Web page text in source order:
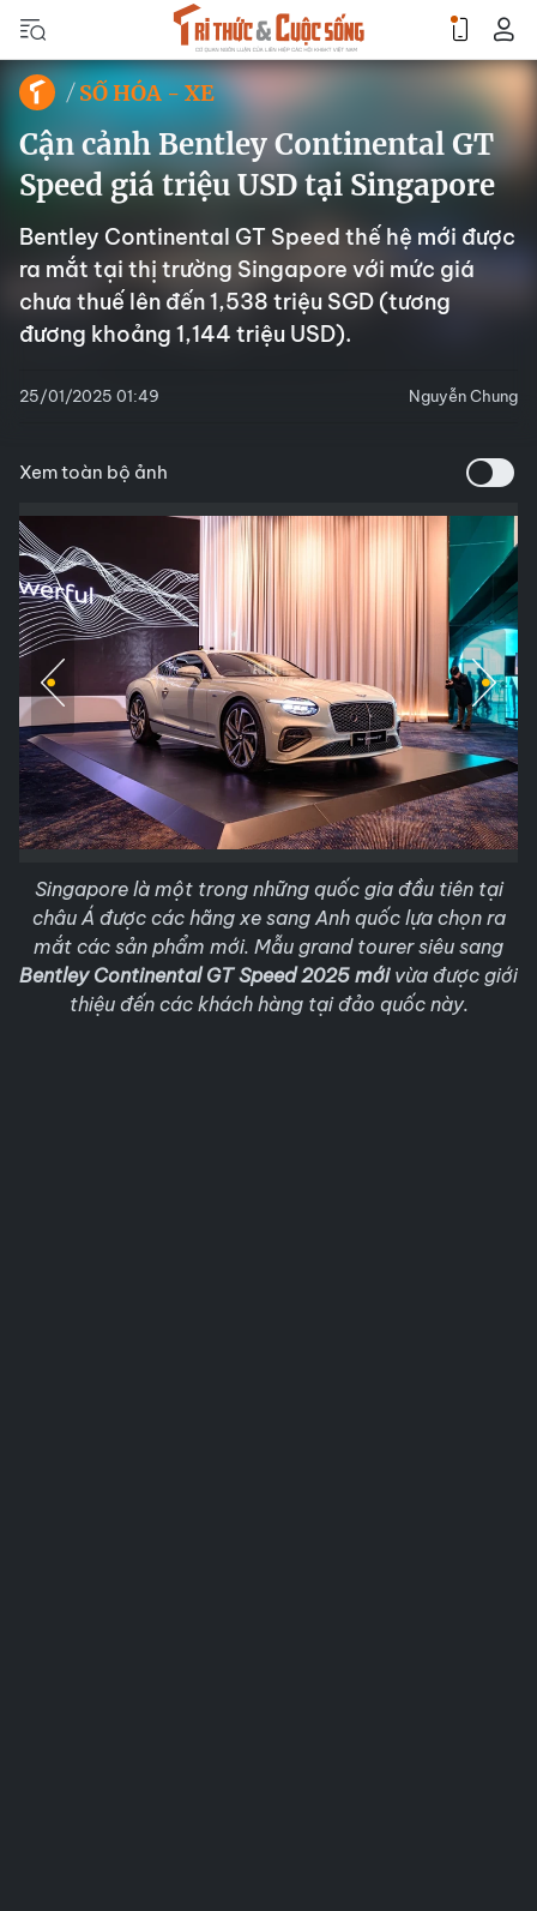
SỐ HÓA - XE
Cận cảnh Bentley Continental GT
Speed giá triệu USD tại Singapore
Bentley Continental GT Speed thế hệ mới được
ra mắt tại thị trường Singapore với mức giá
chưa thuế lên đến 1,538 triệu SGD (tương
đương khoảng 1,144 triệu USD).
25/01/2025 01:49 Nguyễn Chung
Xem toàn bộ ảnh
Singapore là một trong những quốc gia đầu tiên tại
châu Á được các hãng xe sang Anh quốc lựa chọn ra
mắt các sản phẩm mới. Mẫu grand tourer siêu sang
Bentley Continental GT Speed 2025 mớivừa được giới
thiệu đến các khách hàng tại đảo quốc này.